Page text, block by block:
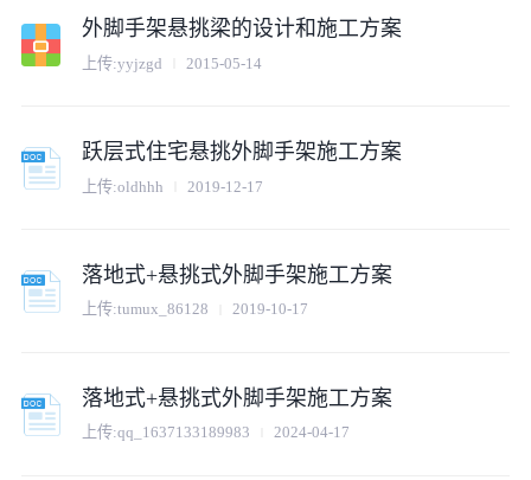
外脚手架悬挑梁的设计和施工方案
上传:yyjzgd 2015-05-14
跃层式住宅悬挑外脚手架施工方案
上传:oldhhh 2019-12-17
落地式+悬挑式外脚手架施工方案
上传:tumux_86128 2019-10-17
落地式+悬挑式外脚手架施工方案
上传:qq_1637133189983 2024-04-17